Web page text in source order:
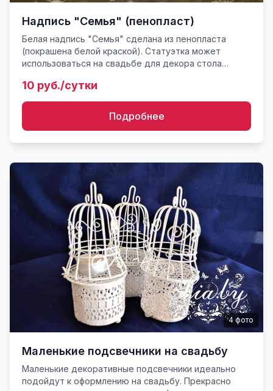
Надпись "Семья" (пенопласт)
Белая надпись "Семья" сделана из пенопласта
(покрашена белой краской). Статуэтка может
использоваться на свадьбе для декора стола
Также можно использовать ...
10 руб./сутки
Подробнее
4 фото
Маленькие подсвечники на свадьбу
Маленькие декоративные подсвечники идеально
подойдут к оформлению на свадьбу. Прекрасно